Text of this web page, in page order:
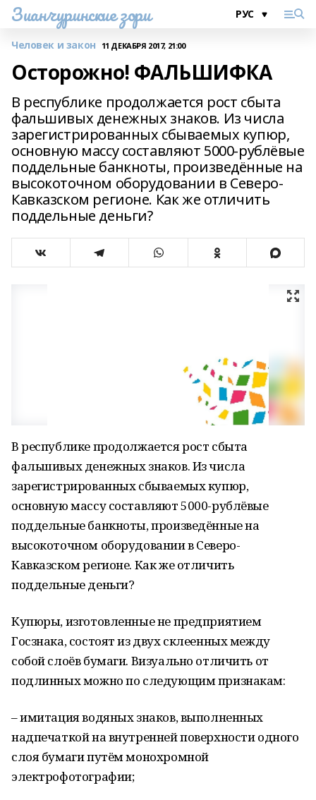
Зианчуринские зори
Человек и закон 11 ДЕКАБРЯ 2017, 21:00
Осторожно! ФАЛЬШИФКА
В республике продолжается рост сбыта
фальшивых денежных знаков. Из числа
зарегистрированных сбываемых купюр,
основную массу составляют 5000-рублёвые
поддельные банкноты, произведённые на
высокоточном оборудовании в Северо-
Кавказском регионе. Как же отличить
поддельные деньги?
В республике продолжается рост сбыта
фальшивых денежных знаков. Из числа
зарегистрированных сбываемых купюр,
основную массу составляют 5000-рублёвые
поддельные банкноты, произведённые на
высокоточном оборудовании в Северо-
Кавказском регионе. Как же отличить
поддельные деньги?
Купюры, изготовленные не предприятием
Госзнака, состоят из двух склеенных между
собой слоёв бумаги. Визуально отличить от
подлинных можно по следующим признакам:
– имитация водяных знаков, выполненных
надпечаткой на внутренней поверхности одного
слоя бумаги путём монохромной
электрофотографии;